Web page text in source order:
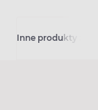
Inne produkty z